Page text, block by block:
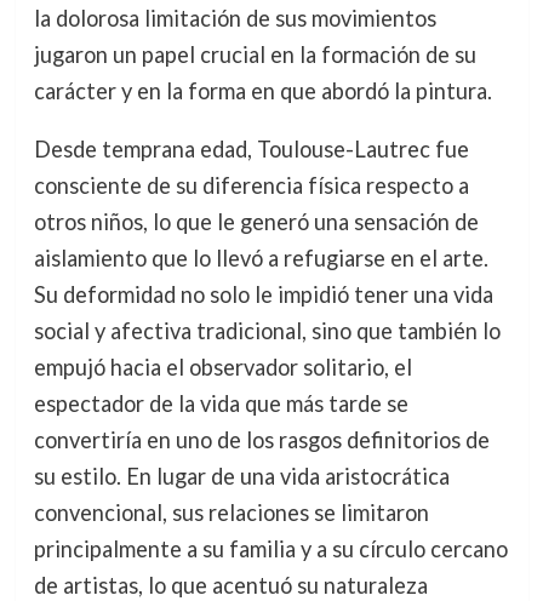
la dolorosa limitación de sus movimientos
jugaron un papel crucial en la formación de su
carácter y en la forma en que abordó la pintura.
Desde temprana edad, Toulouse-Lautrec fue
consciente de su diferencia física respecto a
otros niños, lo que le generó una sensación de
aislamiento que lo llevó a refugiarse en el arte.
Su deformidad no solo le impidió tener una vida
social y afectiva tradicional, sino que también lo
empujó hacia el observador solitario, el
espectador de la vida que más tarde se
convertiría en uno de los rasgos definitorios de
su estilo. En lugar de una vida aristocrática
convencional, sus relaciones se limitaron
principalmente a su familia y a su círculo cercano
de artistas, lo que acentuó su naturaleza